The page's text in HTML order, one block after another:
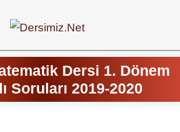
Dersi 1. Dönem
Soruları 2019-2020